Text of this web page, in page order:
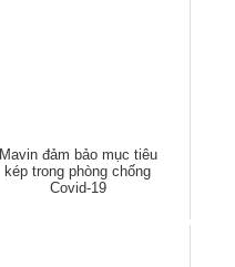
Mavin đảm bảo mục tiêu
kép trong phòng chống
Covid-19